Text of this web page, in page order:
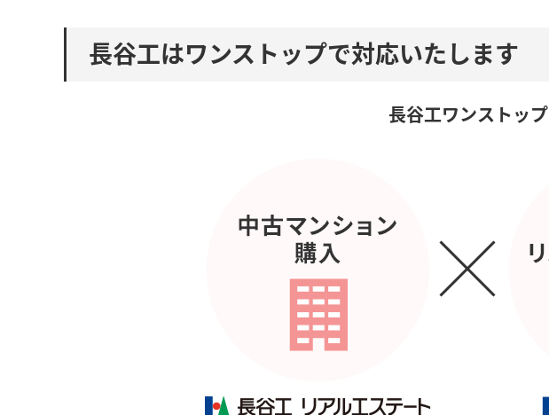
長谷工はワンストップで対応いたします
長谷工ワンストップ